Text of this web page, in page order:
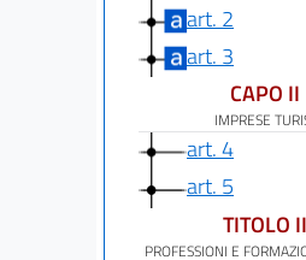
art. 2
art. 3
CAPO II
IMPRESE
art. 4
art. 5
TITOLO II
PROFESSIONI E